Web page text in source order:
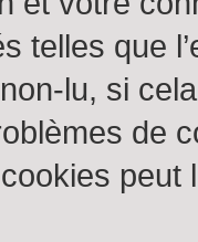
telles que
lu, si
de
peut